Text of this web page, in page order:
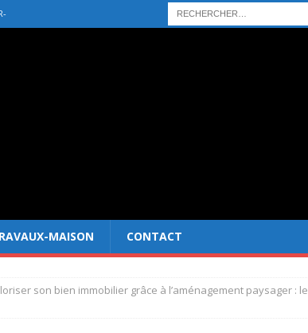
MAISON CONTACT
son bien immobilier grâce à l’aménagement paysager : le